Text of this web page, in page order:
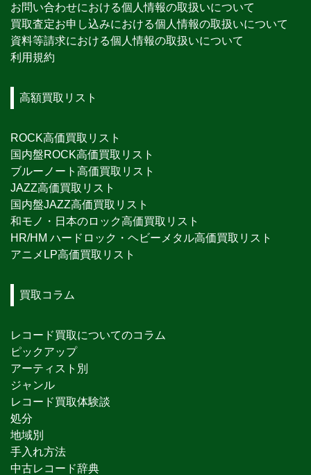
お問い合わせにおける個人情報の取扱いについて
買取査定お申し込みにおける個人情報の取扱いについて
資料等請求における個人情報の取扱いについて
利用規約
高額買取リスト
ROCK高価買取リスト
国内盤ROCK高価買取リスト
ブルーノート高価買取リスト
JAZZ高価買取リスト
国内盤JAZZ高価買取リスト
和モノ・日本のロック高価買取リスト
HR/HM ハードロック・ヘビーメタル高価買取リスト
アニメLP高価買取リスト
買取コラム
レコード買取についてのコラム
ピックアップ
アーティスト別
ジャンル
レコード買取体験談
処分
地域別
手入れ方法
中古レコード辞典